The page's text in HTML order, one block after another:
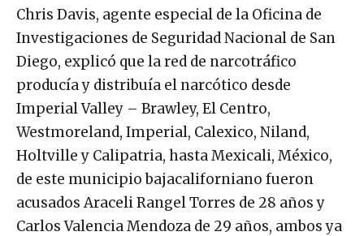
Chris Davis, agente especial de la Oficina de
Investigaciones de Seguridad Nacional de San
Diego, explicó que la red de narcotráfico
producía y distribuía el narcótico desde
Imperial Valley – Brawley, El Centro,
Westmoreland, Imperial, Calexico, Niland,
Holtville y Calipatria, hasta Mexicali, México,
de este municipio bajacaliforniano fueron
acusados Araceli Rangel Torres de 28 años y
Carlos Valencia Mendoza de 29 años, ambos ya